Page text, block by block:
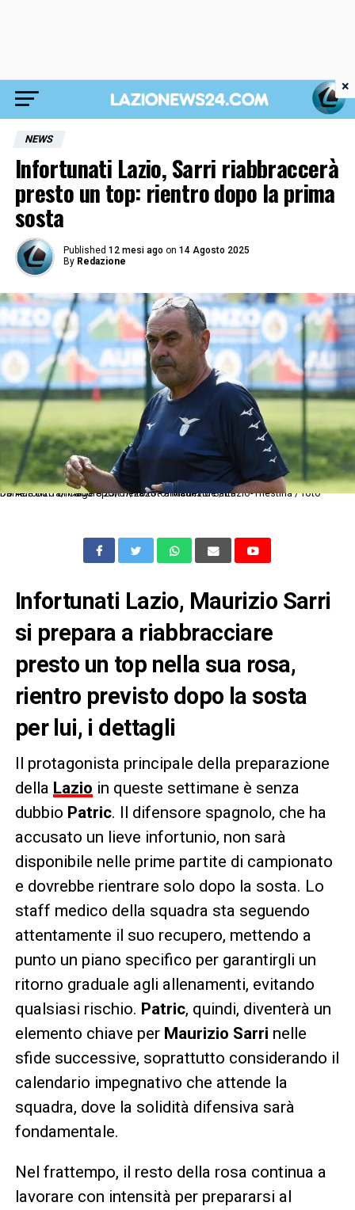
NEWS
Infortunati Lazio, Sarri riabbraccerà
presto un top: rientro dopo la prima
sosta
Published 12 mesi ago on 14 Agosto 2025
By Redazione
Db Auronzo di Cadore 23/07/2023 - amichevole / Lazio-Triestina / foto Daniele Buffa/Image Sport nella foto: Maurizio Sarri
Infortunati Lazio, Maurizio Sarri
si prepara a riabbracciare
presto un top nella sua rosa,
rientro previsto dopo la sosta
per lui, i dettagli
Il protagonista principale della preparazione
della Lazio in queste settimane è senza
dubbio Patric. Il difensore spagnolo, che ha
accusato un lieve infortunio, non sarà
disponibile nelle prime partite di campionato
e dovrebbe rientrare solo dopo la sosta. Lo
staff medico della squadra sta seguendo
attentamente il suo recupero, mettendo a
punto un piano specifico per garantirgli un
ritorno graduale agli allenamenti, evitando
qualsiasi rischio. Patric, quindi, diventerà un
elemento chiave per Maurizio Sarri nelle
sfide successive, soprattutto considerando il
calendario impegnativo che attende la
squadra, dove la solidità difensiva sarà
fondamentale.
Nel frattempo, il resto della rosa continua a
lavorare con intensità per prepararsi al
×